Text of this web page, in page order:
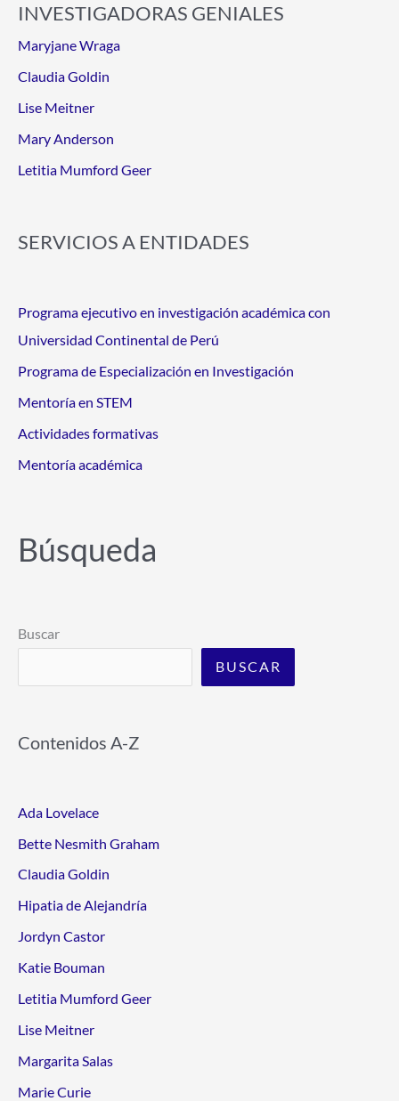
INVESTIGADORAS GENIALES
Maryjane Wraga
Claudia Goldin
Lise Meitner
Mary Anderson
Letitia Mumford Geer
SERVICIOS A ENTIDADES
Programa ejecutivo en investigación académica con
Universidad Continental de Perú
Programa de Especialización en Investigación
Mentoría en STEM
Actividades formativas
Mentoría académica
Búsqueda
Buscar
BUSCAR
Contenidos A-Z
Ada Lovelace
Bette Nesmith Graham
Claudia Goldin
Hipatia de Alejandría
Jordyn Castor
Katie Bouman
Letitia Mumford Geer
Lise Meitner
Margarita Salas
Marie Curie